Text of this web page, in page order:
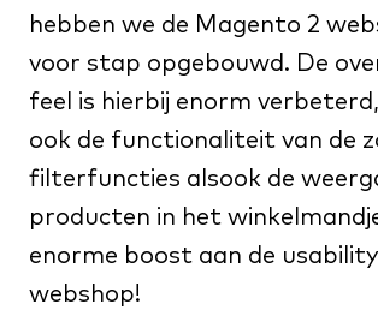
hebben we de Magento 2
voor stap opgebouwd. De
feel is hierbij enorm
ook de functionaliteit van de
filterfuncties alsook de
producten in het
enorme boost aan de
webshop!